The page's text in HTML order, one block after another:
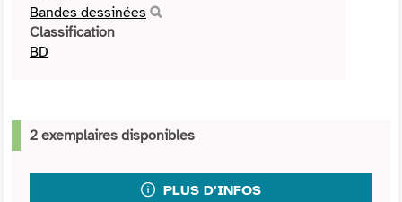
Bandes dessinées
Classification
BD
2 exemplaires disponibles
PLUS D'INFOS